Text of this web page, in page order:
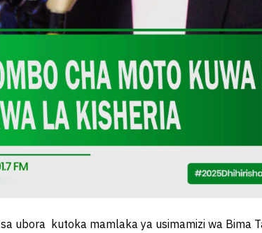
ubora kutoka mamlaka ya usimamizi wa Bima